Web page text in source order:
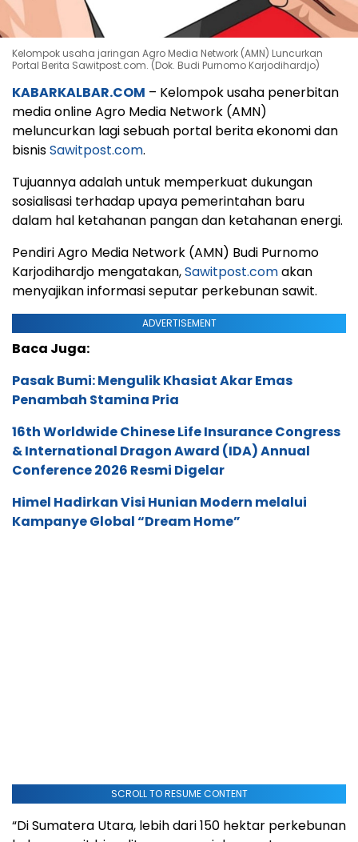
Kelompok usaha jaringan Agro Media Network (AMN) Luncurkan
Portal Berita Sawitpost.com. (Dok. Budi Purnomo Karjodihardjo)
KABARKALBAR.COM – Kelompok usaha penerbitan
media online Agro Media Network (AMN)
meluncurkan lagi sebuah portal berita ekonomi dan
bisnisSawitpost.com.
Tujuannya adalah untuk memperkuat dukungan
sosialisasi terhadap upaya pemerintahan baru
dalam hal ketahanan pangan dan ketahanan energi.
Pendiri Agro Media Network (AMN) Budi Purnomo
Karjodihardjo mengatakan,Sawitpost.comakan
menyajikan informasi seputar perkebunan sawit.
ADVERTISEMENT
Baca Juga:
Pasak Bumi: Mengulik Khasiat Akar Emas
Penambah Stamina Pria
16th Worldwide Chinese Life Insurance Congress
& International Dragon Award (IDA) Annual
Conference 2026 Resmi Digelar
Himel Hadirkan Visi Hunian Modern melalui
Kampanye Global “Dream Home”
SCROLL TO RESUME CONTENT
“Di Sumatera Utara, lebih dari 150 hektar perkebunan